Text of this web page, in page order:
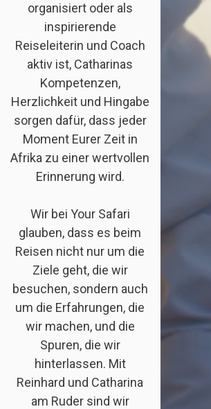
organisiert oder als
inspirierende
Reiseleiterin und Coach
aktiv ist, Catharinas
Kompetenzen,
Herzlichkeit und Hingabe
sorgen dafür, dass jeder
Moment Eurer Zeit in
Afrika zu einer wertvollen
Erinnerung wird.
Wir bei Your Safari
glauben, dass es beim
Reisen nicht nur um die
Ziele geht, die wir
besuchen, sondern auch
um die Erfahrungen, die
wir machen, und die
Spuren, die wir
hinterlassen. Mit
Reinhard und Catharina
am Ruder sind wir